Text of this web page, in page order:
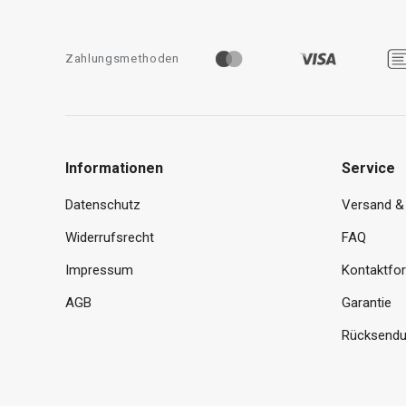
Zahlungsmethoden
Informationen
Datenschutz
Widerrufsrecht
Impressum
AGB
Service
Versand
FAQ
Garantie